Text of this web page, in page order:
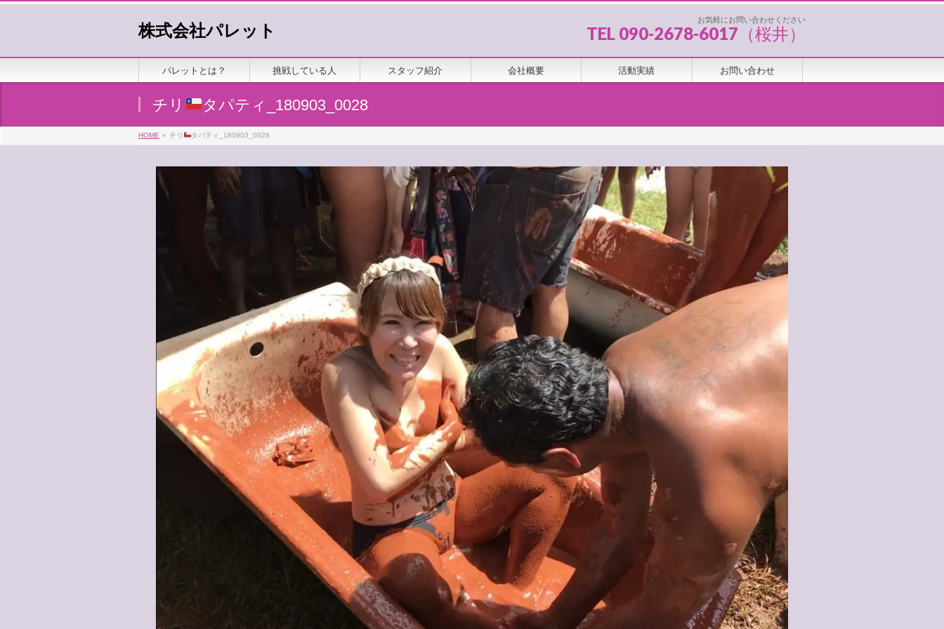
株式会社パレット
お気軽にお問い合わせください
TEL 090-2678-6017（桜井）
パレットとは？ 挑戦している人 スタッフ紹介 会社概要 活動実績 お問い合わせ
チリ タパティ_180903_0028
HOME » チリ タパティ_180903_0028